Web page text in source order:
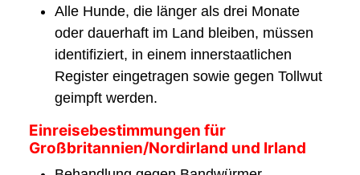
Alle Hunde, die länger als drei Monate
oder dauerhaft im Land bleiben, müssen
identifiziert, in einem innerstaatlichen
Register eingetragen sowie gegen Tollwut
geimpft werden.
Einreisebestimmungen für
Großbritannien/Nordirland und Irland